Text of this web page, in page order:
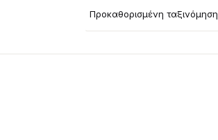
Προκαθορισμένη ταξινόμηση